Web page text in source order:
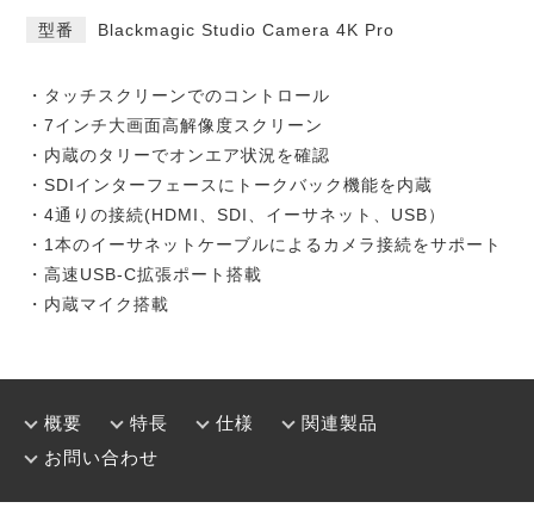
型番 Blackmagic Studio Camera 4K Pro
・タッチスクリーンでのコントロール
・7インチ大画面高解像度スクリーン
・内蔵のタリーでオンエア状況を確認
・SDIインターフェースにトークバック機能を内蔵
・4通りの接続(HDMI、SDI、イーサネット、USB）
・1本のイーサネットケーブルによるカメラ接続をサポート
・高速USB-C拡張ポート搭載
・内蔵マイク搭載
概要 特長 仕様
関連製品
お問い合わせ